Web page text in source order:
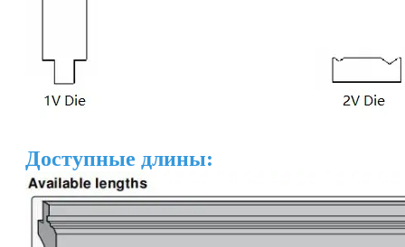
Доступные длины: